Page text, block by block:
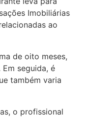
Imobiliárias
ao
de oito meses,
seguida, é
também varia
o profissional